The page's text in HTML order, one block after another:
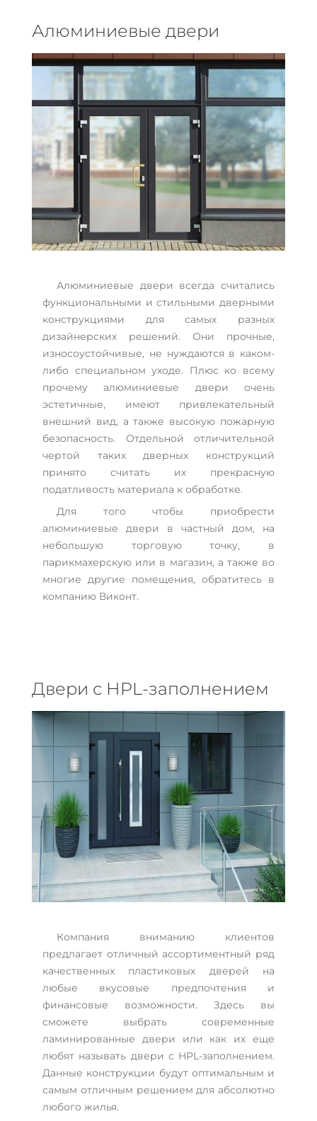
Алюминиевые двери
Алюминиевые двери всегда считались
функциональными и стильными дверными
конструкциями для самых разных
дизайнерских решений. Они прочные,
износоустойчивые, не нуждаются в каком-
либо специальном уходе. Плюс ко всему
прочему алюминиевые двери очень
эстетичные, имеют привлекательный
внешний вид, а также высокую пожарную
безопасность. Отдельной отличительной
чертой таких дверных конструкций
принято считать их прекрасную
податливость материала к обработке.
Для того чтобы приобрести
алюминиевые двери в частный дом, на
небольшую торговую точку, в
парикмахерскую или в магазин, а также во
многие другие помещения, обратитесь в
компанию Виконт.
Двери с HPL-заполнением
Компания вниманию клиентов
предлагает отличный ассортиментный ряд
качественных пластиковых дверей на
любые вкусовые предпочтения и
финансовые возможности. Здесь вы
сможете выбрать современные
ламинированные двери или как их еще
любят называть двери с HPL-заполнением.
Данные конструкции будут оптимальным и
самым отличным решением для абсолютно
любого жилья.